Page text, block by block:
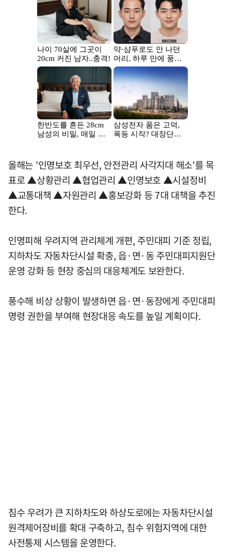
올해는 '인명보호 최우선, 안전관리 사각지대 해소'를 목
표로 ▲상황관리 ▲협업관리 ▲인명보호 ▲시설정비
▲교통대책 ▲자원관리 ▲홍보강화 등 7대 대책을 추진
한다.
인명피해 우려지역 관리체계 개편, 주민대피 기준 정립,
지하차도 자동차단시설 확충, 읍·면·동 주민대피지원단
운영 강화 등 현장 중심의 대응체계도 보완한다.
풍수해 비상 상황이 발생하면 읍·면·동장에게 주민대피
명령 권한을 부여해 현장대응 속도를 높일 계획이다.
침수 우려가 큰 지하차도와 하상도로에는 자동차단시설
원격제어장비를 확대 구축하고, 침수 위험지역에 대한
사전통제 시스템을 운영한다.